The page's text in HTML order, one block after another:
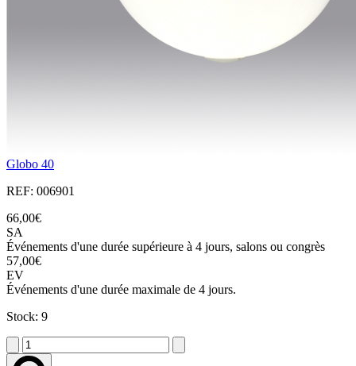
Globo 40
REF: 006901
66,00€
SA
Événements d'une durée supérieure à 4 jours, salons ou congrès
57,00€
EV
Événements d'une durée maximale de 4 jours.
Stock: 9